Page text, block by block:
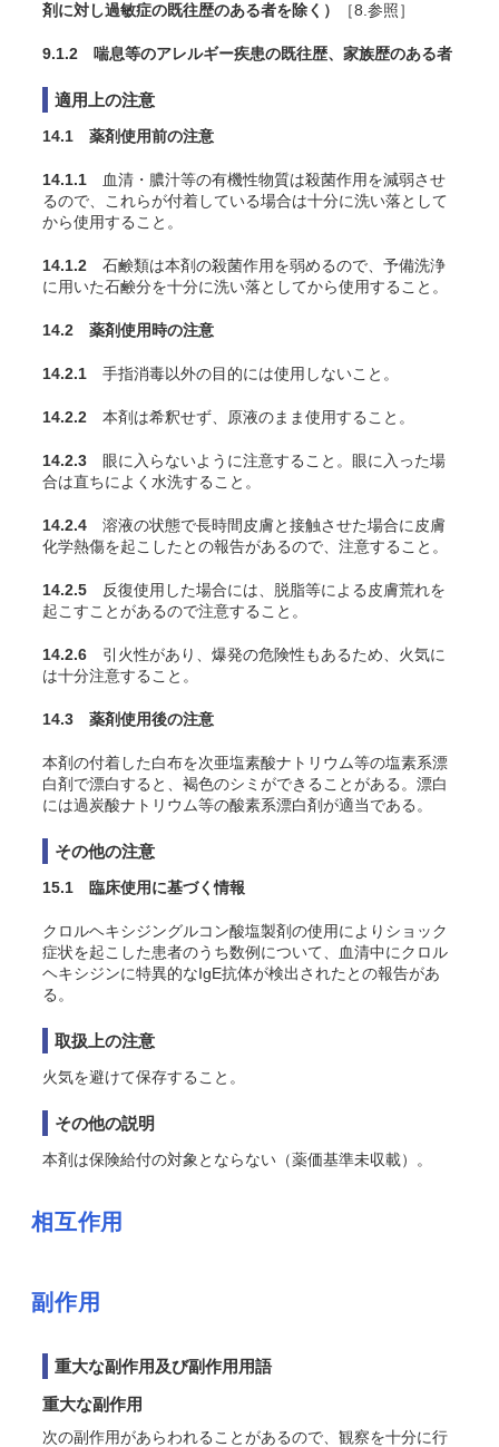
剤に対し過敏症の既往歴のある者を除く） ［8.参照］
9.1.2 喘息等のアレルギー疾患の既往歴、家族歴のある者
適用上の注意
14.1 薬剤使用前の注意
14.1.1 血清・膿汁等の有機性物質は殺菌作用を減弱させ
るので、これらが付着している場合は十分に洗い落として
から使用すること。
14.1.2 石鹸類は本剤の殺菌作用を弱めるので、予備洗浄
に用いた石鹸分を十分に洗い落としてから使用すること。
14.2 薬剤使用時の注意
14.2.1 手指消毒以外の目的には使用しないこと。
14.2.2 本剤は希釈せず、原液のまま使用すること。
14.2.3 眼に入らないように注意すること。眼に入った場
合は直ちによく水洗すること。
14.2.4 溶液の状態で長時間皮膚と接触させた場合に皮膚
化学熱傷を起こしたとの報告があるので、注意すること。
14.2.5 反復使用した場合には、脱脂等による皮膚荒れを
起こすことがあるので注意すること。
14.2.6 引火性があり、爆発の危険性もあるため、火気に
は十分注意すること。
14.3 薬剤使用後の注意
本剤の付着した白布を次亜塩素酸ナトリウム等の塩素系漂
白剤で漂白すると、褐色のシミができることがある。漂白
には過炭酸ナトリウム等の酸素系漂白剤が適当である。
その他の注意
15.1 臨床使用に基づく情報
クロルヘキシジングルコン酸塩製剤の使用によりショック
症状を起こした患者のうち数例について、血清中にクロル
ヘキシジンに特異的なIgE抗体が検出されたとの報告があ
る 。
取扱上の注意
火気を避けて保存すること。
その他の説明
本剤は保険給付の対象とならない（薬価基準未収載）。
相互作用
副作用
重大な副作用及び副作用用語
重大な副作用
次の副作用があらわれることがあるので、観察を十分に行